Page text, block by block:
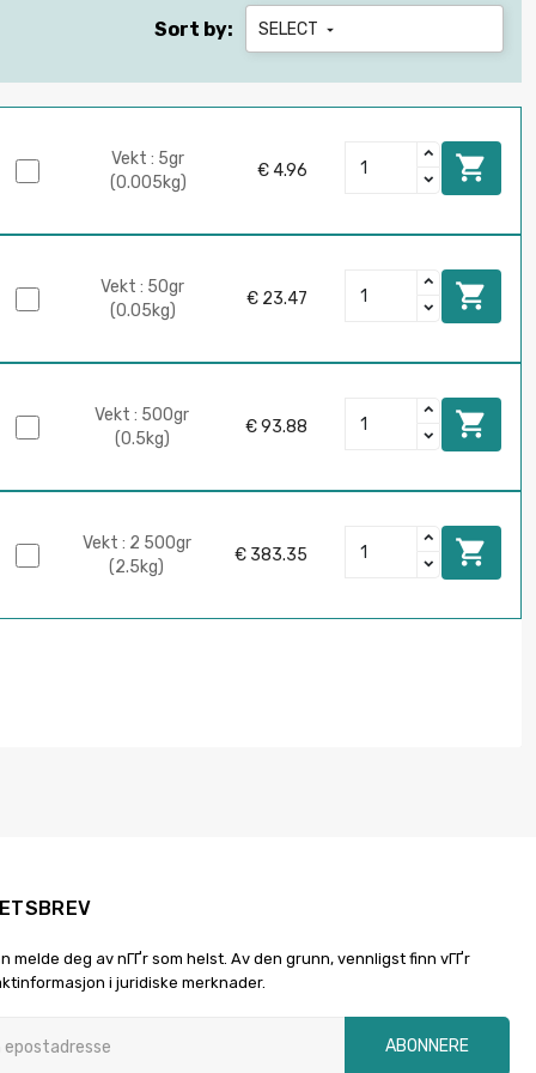
Sort by: SELECT 
Vekt : 5gr
(0.005kg)
€ 4.96 
Vekt : 50gr
(0.05kg)
€ 23.47 
Vekt : 500gr
(0.5kg)
€ 93.88 
Vekt : 2 500gr
(2.5kg)
€ 383.35 
melde deg av nГҐr som helst. Av den grunn, vennligst finn vГҐr
i juridiske merknader.
ABONNERE